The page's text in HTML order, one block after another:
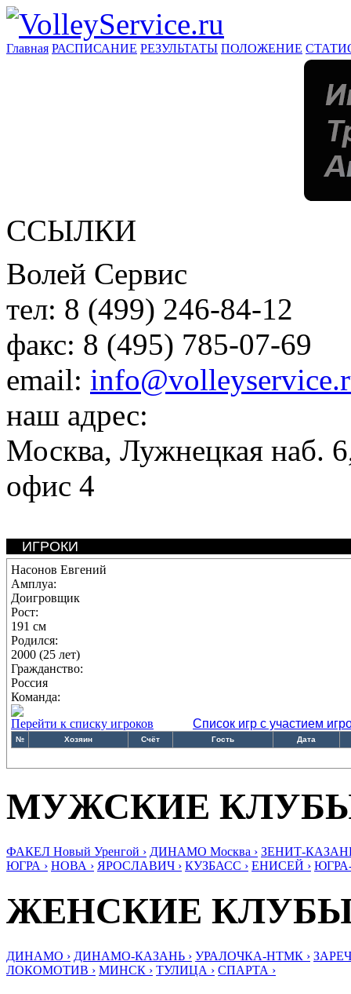
Главная РАСПИСАНИЕ РЕЗУЛЬТАТЫ ПОЛОЖЕНИЕ
ССЫЛКИ
Волей Сервис
тел: 8 (499) 246-84-12
факс: 8 (495) 785-07-69
email:
наш адрес:
Москва, Лужнецкая наб.
офис 4
ИГРОКИ
Насонов Евгений
Амплуа:
Доигровщик
Рост:
191 см
Родился:
2000 (25 лет)
Гражданство:
Россия
Команда:
Перейти к списку игроков
Список игр с участием
№ Хозяин Счёт Гость Дата
МУЖСКИЕ
ФАКЕЛ Новый Уренгой › ДИНАМО Москва › ЗЕНИТ-
ЮГРА › НОВА › ЯРОСЛАВИЧ › КУЗБАСС › ЕНИСЕЙ ›
ЖЕНСКИЕ
ДИНАМО › ДИНАМО-КАЗАНЬ › УРАЛОЧКА-НТМК ›
ЛОКОМОТИВ › МИНСК › ТУЛИЦА › СПАРТА ›